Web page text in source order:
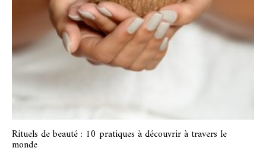
Rituels de beauté : 10 pratiques à découvrir à travers le
monde